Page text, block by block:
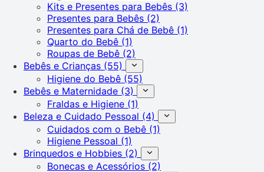
Kits e Presentes para Bebês (3)
Presentes para Bebês (2)
Presentes para Chá de Bebê (1)
Quarto do Bebê (1)
Roupas de Bebê (2)
Bebês e Crianças (55)
Higiene do Bebê (55)
Bebês e Maternidade (3)
Fraldas e Higiene (1)
Beleza e Cuidado Pessoal (4)
Cuidados com o Bebê (1)
Higiene Pessoal (1)
Brinquedos e Hobbies (2)
Bonecas e Acessórios (2)